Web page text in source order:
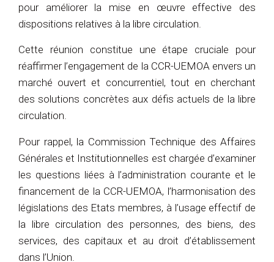
pour améliorer la mise en œuvre effective des
dispositions relatives à la libre circulation.
Cette réunion constitue une étape cruciale pour
réaffirmer l’engagement de la CCR-UEMOA envers un
marché ouvert et concurrentiel, tout en cherchant
des solutions concrètes aux défis actuels de la libre
circulation.
Pour rappel, la Commission Technique des Affaires
Générales et Institutionnelles est chargée d’examiner
les questions liées à l’administration courante et le
financement de la CCR-UEMOA, l’harmonisation des
législations des Etats membres, à l’usage effectif de
la libre circulation des personnes, des biens, des
services, des capitaux et au droit d’établissement
dans l’Union.